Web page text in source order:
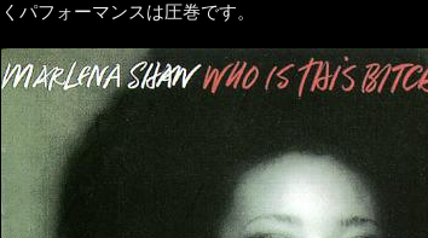
くパフォーマンスは圧巻です。